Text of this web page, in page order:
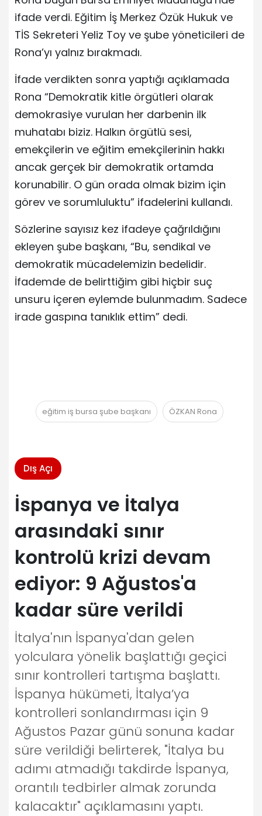
ifade verdi. Eğitim İş Merkez Özük Hukuk ve
TİS Sekreteri Yeliz Toy ve şube yöneticileri de
Rona’yı yalnız bırakmadı.
İfade verdikten sonra yaptığı açıklamada
Rona “Demokratik kitle örgütleri olarak
demokrasiye vurulan her darbenin ilk
muhatabı biziz. Halkın örgütlü sesi,
emekçilerin ve eğitim emekçilerinin hakkı
ancak gerçek bir demokratik ortamda
korunabilir. O gün orada olmak bizim için
görev ve sorumluluktu” ifadelerini kullandı.
Sözlerine sayısız kez ifadeye çağrıldığını
ekleyen şube başkanı, “Bu, sendikal ve
demokratik mücadelemizin bedelidir.
İfademde de belirttiğim gibi hiçbir suç
unsuru içeren eylemde bulunmadım. Sadece
irade gaspına tanıklık ettim” dedi.
eğitim iş bursa şube başkanı ÖZKAN Rona
Dış Açı
İspanya ve İtalya
arasındaki sınır
kontrolü krizi devam
ediyor: 9 Ağustos'a
kadar süre verildi
İtalya'nın İspanya'dan gelen
yolculara yönelik başlattığı geçici
sınır kontrolleri tartışma başlattı.
İspanya hükümeti, İtalya’ya
kontrolleri sonlandırması için 9
Ağustos Pazar günü sonuna kadar
süre verildiği belirterek, "İtalya bu
adımı atmadığı takdirde İspanya,
orantılı tedbirler almak zorunda
kalacaktır" açıklamasını yaptı.